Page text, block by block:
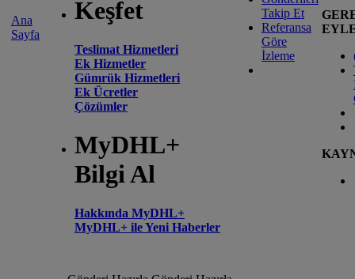
Ana
Sayfa
Keşfet
Teslimat Hizmetleri
Ek Hizmetler
Gümrük Hizmetleri
Ek Ücretler
Çözümler
MyDHL+
Bilgi Al
Hakkında MyDHL+
MyDHL+ ile Yeni Haberler
Takip Et
Referansa
Göre
İzleme